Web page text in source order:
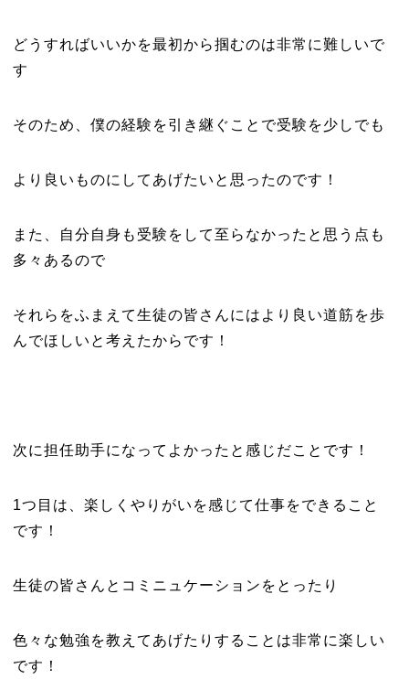
どうすればいいかを最初から掴むのは非常に難しいで
す
そのため、僕の経験を引き継ぐことで受験を少しでも
より良いものにしてあげたいと思ったのです！
また、自分自身も受験をして至らなかったと思う点も
多々あるので
それらをふまえて生徒の皆さんにはより良い道筋を歩
んでほしいと考えたからです！
次に担任助手になってよかったと感じだことです！
1つ目は、楽しくやりがいを感じて仕事をできること
です！
生徒の皆さんとコミニュケーションをとったり
色々な勉強を教えてあげたりすることは非常に楽しい
です！